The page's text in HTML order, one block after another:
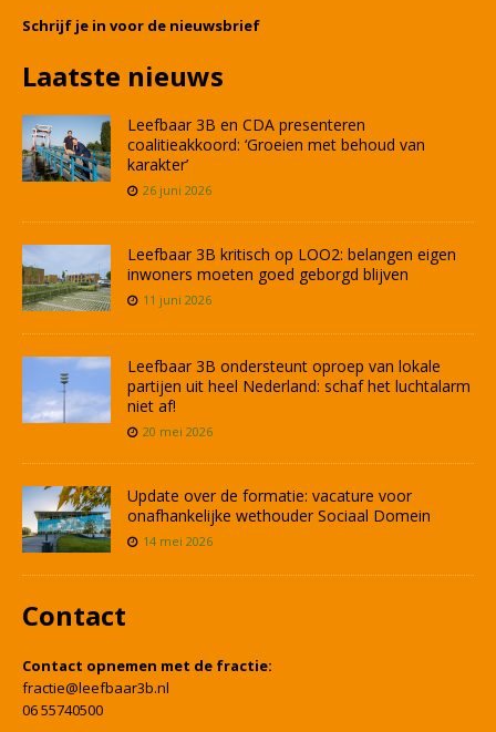
Schrijf je in voor de nieuwsbrief
Laatste nieuws
Leefbaar 3B en CDA presenteren
coalitieakkoord: ‘Groeien met behoud van
karakter’
26 juni 2026
Leefbaar 3B kritisch op LOO2: belangen eigen
inwoners moeten goed geborgd blijven
11 juni 2026
Leefbaar 3B ondersteunt oproep van lokale
partijen uit heel Nederland: schaf het luchtalarm
niet af!
20 mei 2026
Update over de formatie: vacature voor
onafhankelijke wethouder Sociaal Domein
14 mei 2026
Contact
Contact opnemen met de fractie:
fractie@leefbaar3b.nl
06 55740500